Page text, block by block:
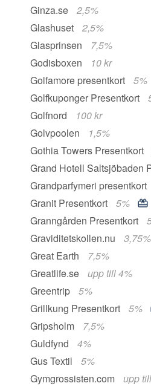
Ginza.se
2,5%
Glashuset
2,5%
Glasprinsen
7,5%
Godisboxen
10 kr
Golfamore presentkort
5%
Golfkuponger Presentkort
Golfnord
100 kr
Golvpoolen
1,5%
Gothia Towers Presentkort
Grand Hotell Saltsjöbaden
Grandparfymeri presentkort
Granit Presentkort
5%
Granngården Presentkort
Graviditetskollen.nu
3,75%
Great Earth
7,5%
Greatlife.se
upp till 4%
Greentrip
5%
Grillkung Presentkort
5%
Gripsholm
7,5%
Guldfynd
4%
Gus Textil
5%
Gymgrossisten.com
upp